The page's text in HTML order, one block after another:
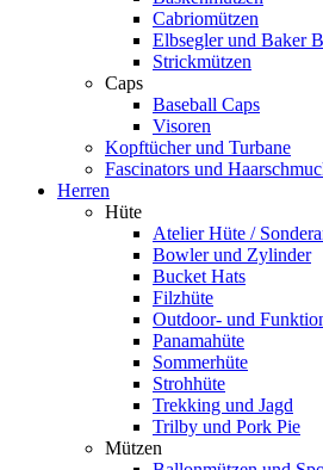
Cabriomützen
Elbsegler und Baker
Strickmützen
Caps
Baseball Caps
Visoren
Kopftücher und Turbane
Fascinators und
Herren
Hüte
Atelier Hüte /
Bowler und Zylinder
Bucket Hats
Filzhüte
Outdoor- und
Panamahüte
Sommerhüte
Strohhüte
Trekking und Jagd
Trilby und Pork Pie
Mützen